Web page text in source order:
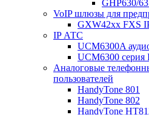
GHP630/
VoIP шлюзы для
GXW42xx FXS
IP АТС
UCM6300A
UCM6300
Аналоговые
пользователей
HandyTone 801
HandyTone 802
HandyTone